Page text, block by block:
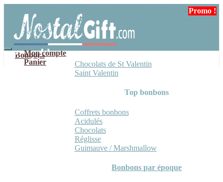
navigation
contenu
Mon compte
Panier
Bonbons
Chocolats de St Valentin
Saint Valentin
Top bonbons
Coffrets bonbons
Acidulés
Chocolats
Réglisse
Guimauve / Marshmallow
Bonbons par époque
Promo !